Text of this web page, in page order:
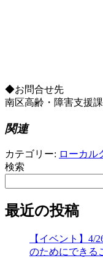
◆お問合せ先
南区高齢・障害支援課
関連
カテゴリー: ローカル
検索
最近の投稿
【イベント】4/
のためにできる